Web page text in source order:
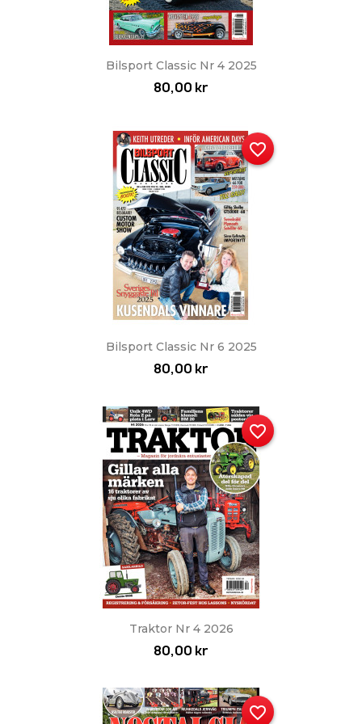
Bilsport Classic Nr 4 2025
80,00 kr
Bilsport Classic Nr 6 2025
80,00 kr
favorite_border
Traktor Nr 4 2026
80,00 kr
favorite_border
favorite_border